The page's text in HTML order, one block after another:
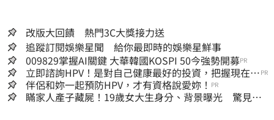
改版大回饋 熱門3C大獎接力送
追蹤訂閱娛樂星聞 給你最即時的娛樂星鮮事
009829掌握AI關鍵 大華韓國KOSPI 50今強勢開募PR
立即諮詢HPV！是對自己健康最好的投資，把握現在不
嫌晚！
PR
伴侶和妳一起預防HPV，才有資格說愛妳！ PR
瞞家人產子藏屍！19歲女大生身分、背景曝光 驚見